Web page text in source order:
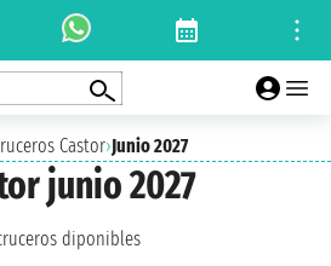
Castor›Junio 2027
junio 2027
diponibles